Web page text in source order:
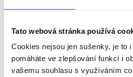
Tato webová stránka používá
Cookies nejsou jen sušenky, je to
pomáháte ve zlepšování funkcí i
vašemu souhlasu s využíváním